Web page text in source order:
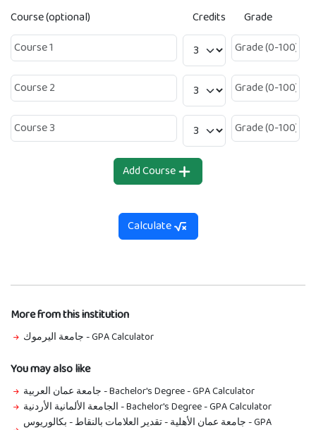
Course (optional)
Credits Grade
Add Course
Calculate
More from this institution
جامعة اليرموك-GPA Calculator
You may also like
جامعة عمان العربية - Bachelor's Degree-GPA Calculator
الجامعة الألمانية الأردنية - Bachelor's Degree-GPA Calculator
جامعة عمان الأهلية - تقدير العلامات بالنقاط - بكالوريوس-GPA